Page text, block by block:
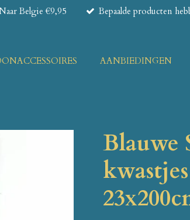
Belgie €9,95 Bepaalde producten
AANBIEDINGEN
Blauwe